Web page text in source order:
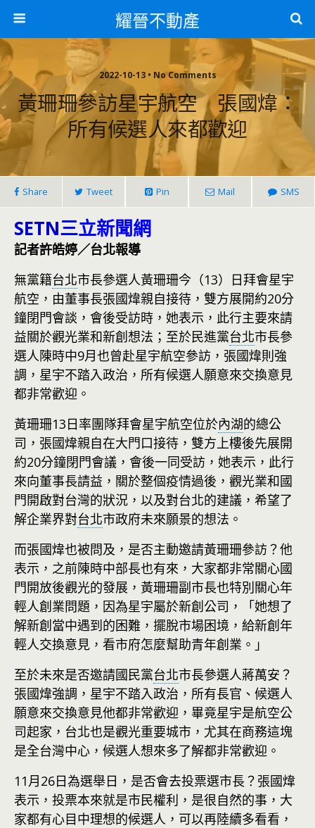
耀晉不動產
2022-10-13 • No Comments
黃珊珊參訪星宇航空 張國煒：
所有候選人來都歡迎
Share Tweet Pin Mail SMS
SETN三立新聞網
記者許皓婷／台北報導
無黨籍台北市長參選人黃珊珊今（13）日拜會星宇
航空，由董事長張國煒親自接待，雙方展開約20分
鐘閉門會談，會後受訪時，她表示，此行主要來請
益關於觀光業和新創想法；至於民進黨台北市長參
選人陳時中9月也曾赴星宇航空參訪，張國煒則強
調，星宇不踏入政治，所有候選人願意來交換意見
都非常歡迎。
黃珊珊13日率團隊拜會星宇航空位於內湖的總公
司，張國煒親自在大門口接待，雙方上樓後先展開
約20分鐘閉門會議，會後一同受訪，她表示，此行
來向董事長請益，關於整個疫情過後，觀光業和國
門開啟對台灣的狀況，以及對台北的建議，希望了
解企業界對台北市政府未來願景的想法。
而張國煒也被問及，是否主動邀請黃珊珊參訪？他
表示，之前陳時中部長也有來，大家都非常關心國
門開放後觀光的發展，黃珊珊副市長也特別關心年
輕人創業問題，因為星宇屬於新創公司，「她想了
解新創當中遇到的困難，擺脫市場困境，給新創年
輕人交換意見，看市府怎麼幫助青年創業。」
至於未來是否邀請國民黨台北市長參選人蔣萬安？
張國煒強調，星宇不踏入政治，所有長官、候選人
願意來交換意見他都非常歡迎，畢竟星宇是航空公
司起家，台北也是觀光重要城市，尤其在商務這塊
是全台灣中心，候選人想來多了解都非常歡迎。
11月26日為選舉日，是否會去投票選市長？張國煒
表示，投票本來就是市民權利，是很自然的事，大
家都有心目中理想的候選人，可以再陸續多看看，